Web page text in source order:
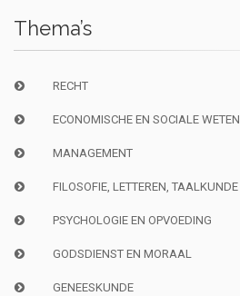
Thema’s
RECHT
ECONOMISCHE EN SOCIALE
MANAGEMENT
FILOSOFIE, LETTEREN,
PSYCHOLOGIE EN OPVOEDING
GODSDIENST EN MORAAL
GENEESKUNDE